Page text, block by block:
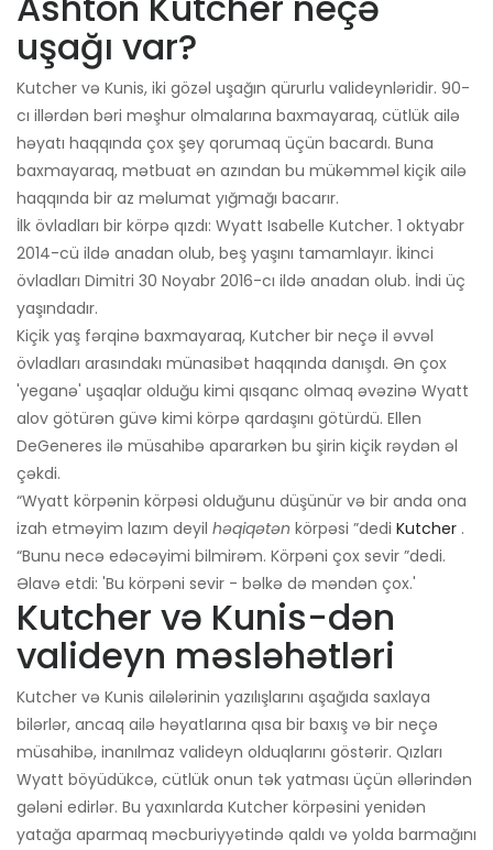
uşağı var?
Kutcher və Kunis, iki gözəl uşağın qürurlu valideynləridir. 90-
cı illərdən bəri məşhur olmalarına baxmayaraq, cütlük ailə
həyatı haqqında çox şey qorumaq üçün bacardı. Buna
baxmayaraq, mətbuat ən azından bu mükəmməl kiçik ailə
haqqında bir az məlumat yığmağı bacarır.
İlk övladları bir körpə qızdı: Wyatt Isabelle Kutcher. 1 oktyabr
2014-cü ildə anadan olub, beş yaşını tamamlayır. İkinci
övladları Dimitri 30 Noyabr 2016-cı ildə anadan olub. İndi üç
yaşındadır.
Kiçik yaş fərqinə baxmayaraq, Kutcher bir neçə il əvvəl
övladları arasındakı münasibət haqqında danışdı. Ən çox
'yeganə' uşaqlar olduğu kimi qısqanc olmaq əvəzinə Wyatt
alov götürən güvə kimi körpə qardaşını götürdü. Ellen
DeGeneres ilə müsahibə apararkən bu şirin kiçik rəydən əl
çəkdi.
“Wyatt körpənin körpəsi olduğunu düşünür və bir anda ona
izah etməyim lazım deyil həqiqətən körpəsi ”dedi Kutcher .
“Bunu necə edəcəyimi bilmirəm. Körpəni çox sevir ”dedi.
Əlavə etdi: 'Bu körpəni sevir - bəlkə də məndən çox.'
Kutcher və Kunis-dən
valideyn məsləhətləri
Kutcher və Kunis ailələrinin yazılışlarını aşağıda saxlaya
bilərlər, ancaq ailə həyatlarına qısa bir baxış və bir neçə
müsahibə, inanılmaz valideyn olduqlarını göstərir. Qızları
Wyatt böyüdükcə, cütlük onun tək yatması üçün əllərindən
gələni edirlər. Bu yaxınlarda Kutcher körpəsini yenidən
yatağa aparmaq məcburiyyətində qaldı və yolda barmağını